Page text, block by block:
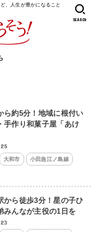
、人生が豊かになること
SEARCH
ら約5分！地域に根付い
手作り和菓子屋「あけ
大和市 小田急江ノ島線
から徒歩3分！星の子ひ
みんなが主役の1日を